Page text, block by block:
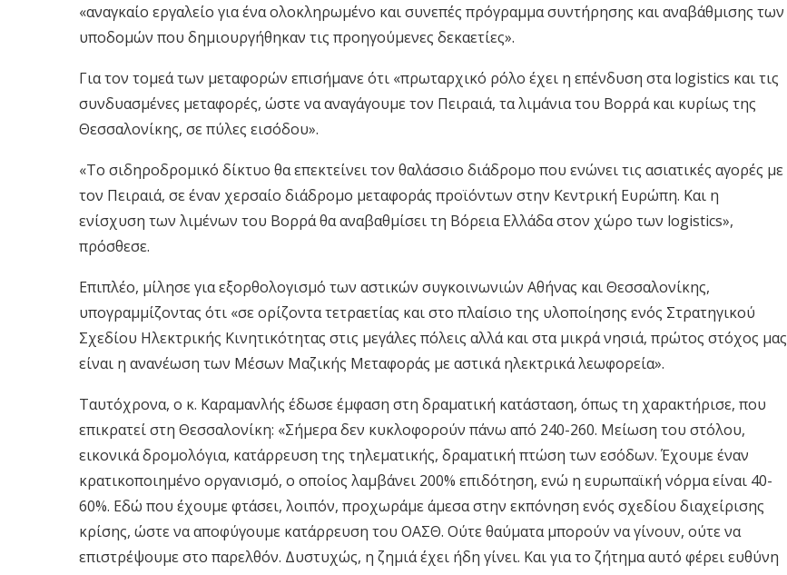
«αναγκαίο εργαλείο για ένα ολοκληρωμένο και συνεπές πρόγραμμα συντήρησης και αναβάθμισης των
υποδομών που δημιουργήθηκαν τις προηγούμενες δεκαετίες».
Για τον τομεά των μεταφορών επισήμανε ότι «πρωταρχικό ρόλο έχει η επένδυση στα logistics και τις
συνδυασμένες μεταφορές, ώστε να αναγάγουμε τον Πειραιά, τα λιμάνια του Βορρά και κυρίως της
Θεσσαλονίκης, σε πύλες εισόδου».
«Το σιδηροδρομικό δίκτυο θα επεκτείνει τον θαλάσσιο διάδρομο που ενώνει τις ασιατικές αγορές με
τον Πειραιά, σε έναν χερσαίο διάδρομο μεταφοράς προϊόντων στην Κεντρική Ευρώπη. Και η
ενίσχυση των λιμένων του Βορρά θα αναβαθμίσει τη Βόρεια Ελλάδα στον χώρο των logistics»,
πρόσθεσε.
Επιπλέο, μίλησε για εξορθολογισμό των αστικών συγκοινωνιών Αθήνας και Θεσσαλονίκης,
υπογραμμίζοντας ότι «σε ορίζοντα τετραετίας και στο πλαίσιο της υλοποίησης ενός Στρατηγικού
Σχεδίου Ηλεκτρικής Κινητικότητας στις μεγάλες πόλεις αλλά και στα μικρά νησιά, πρώτος στόχος μας
είναι η ανανέωση των Μέσων Μαζικής Μεταφοράς με αστικά ηλεκτρικά λεωφορεία».
Ταυτόχρονα, ο κ. Καραμανλής έδωσε έμφαση στη δραματική κατάσταση, όπως τη χαρακτήρισε, που
επικρατεί στη Θεσσαλονίκη: «Σήμερα δεν κυκλοφορούν πάνω από 240-260. Μείωση του στόλου,
εικονικά δρομολόγια, κατάρρευση της τηλεματικής, δραματική πτώση των εσόδων. Έχουμε έναν
κρατικοποιημένο οργανισμό, ο οποίος λαμβάνει 200% επιδότηση, ενώ η ευρωπαϊκή νόρμα είναι 40-
60%. Εδώ που έχουμε φτάσει, λοιπόν, προχωράμε άμεσα στην εκπόνηση ενός σχεδίου διαχείρισης
κρίσης, ώστε να αποφύγουμε κατάρρευση του ΟΑΣΘ. Ούτε θαύματα μπορούν να γίνουν, ούτε να
επιστρέψουμε στο παρελθόν. Δυστυχώς, η ζημιά έχει ήδη γίνει. Και για το ζήτημα αυτό φέρει ευθύνη